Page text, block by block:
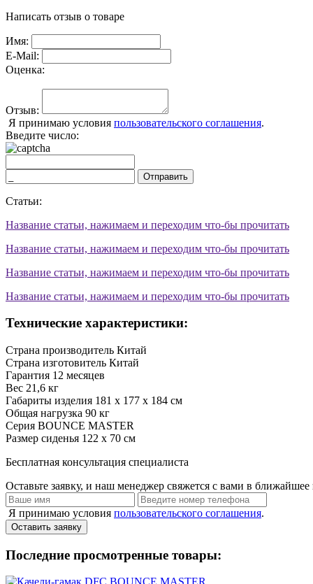
Написать отзыв о товаре
Имя:
E-Mail:
Оценка:
Отзыв:
Я принимаю условия пользовательского соглашения.
Введите число:
Отправить
Статьи:
Название статьи, нажимаем и переходим что-бы прочитать
Название статьи, нажимаем и переходим что-бы прочитать
Название статьи, нажимаем и переходим что-бы прочитать
Название статьи, нажимаем и переходим что-бы прочитать
Технические характеристики:
Страна производитель Китай
Страна изготовитель Китай
Гарантия 12 месяцев
Вес 21,6 кг
Габариты изделия 181 х 177 х 184 см
Общая нагрузка 90 кг
Серия BOUNCE MASTER
Размер сиденья 122 х 70 см
Бесплатная консультация специалиста
Оставьте заявку, и наш менеджер свяжется с вами в ближайшее
Я принимаю условия пользовательского соглашения.
Оставить заявку
Последние просмотренные товары: